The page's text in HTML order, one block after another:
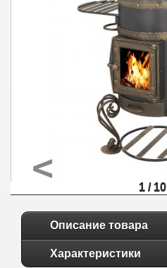
1 / 10
<
Описание товара
Характеристики